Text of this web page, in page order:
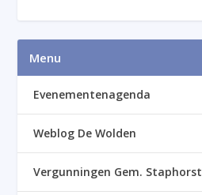
Menu
Evenementenagenda
Weblog De Wolden
Vergunningen Gem. Staphorst